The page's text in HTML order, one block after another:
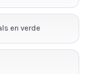
en verde